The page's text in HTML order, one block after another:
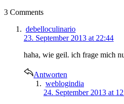
3 Comments
says:
debelloculinario
23. September 2013 at 22:44
haha, wie geil. ich frage mich
Antworten
says:
weblogindia
24. September 2013 at